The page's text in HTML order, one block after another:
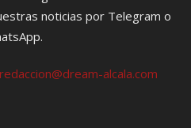
noticias por Telegram o
redaccion@dream-alcala.com